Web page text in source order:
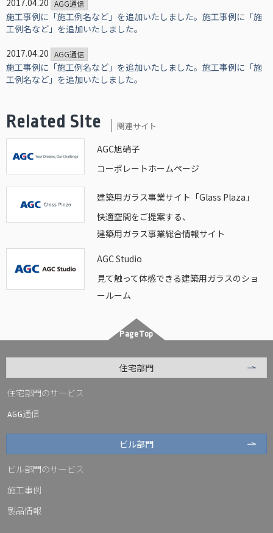
AGG通信
施工事例に「施工例名など」を追加いたしました。施工事例に「施
工例名など」を追加いたしました。
2017.04.20 AGG通信
施工事例に「施工例名など」を追加いたしました。施工事例に「施
工例名など」を追加いたしました。
Related Site 関連サイト
AGC旭硝子
コーポレートホームページ
建築用ガラス事業サイト「Glass Plaza」
快適空間をご提案する、
建築用ガラス事業総合情報サイト
AGC Studio
見て触って体感できる建築用ガラスのショ
ールーム
PageTop
住宅部門
住宅部門のサービス
AGG通信
ビル部門
ビル部門のサービス
施工事例
製品情報